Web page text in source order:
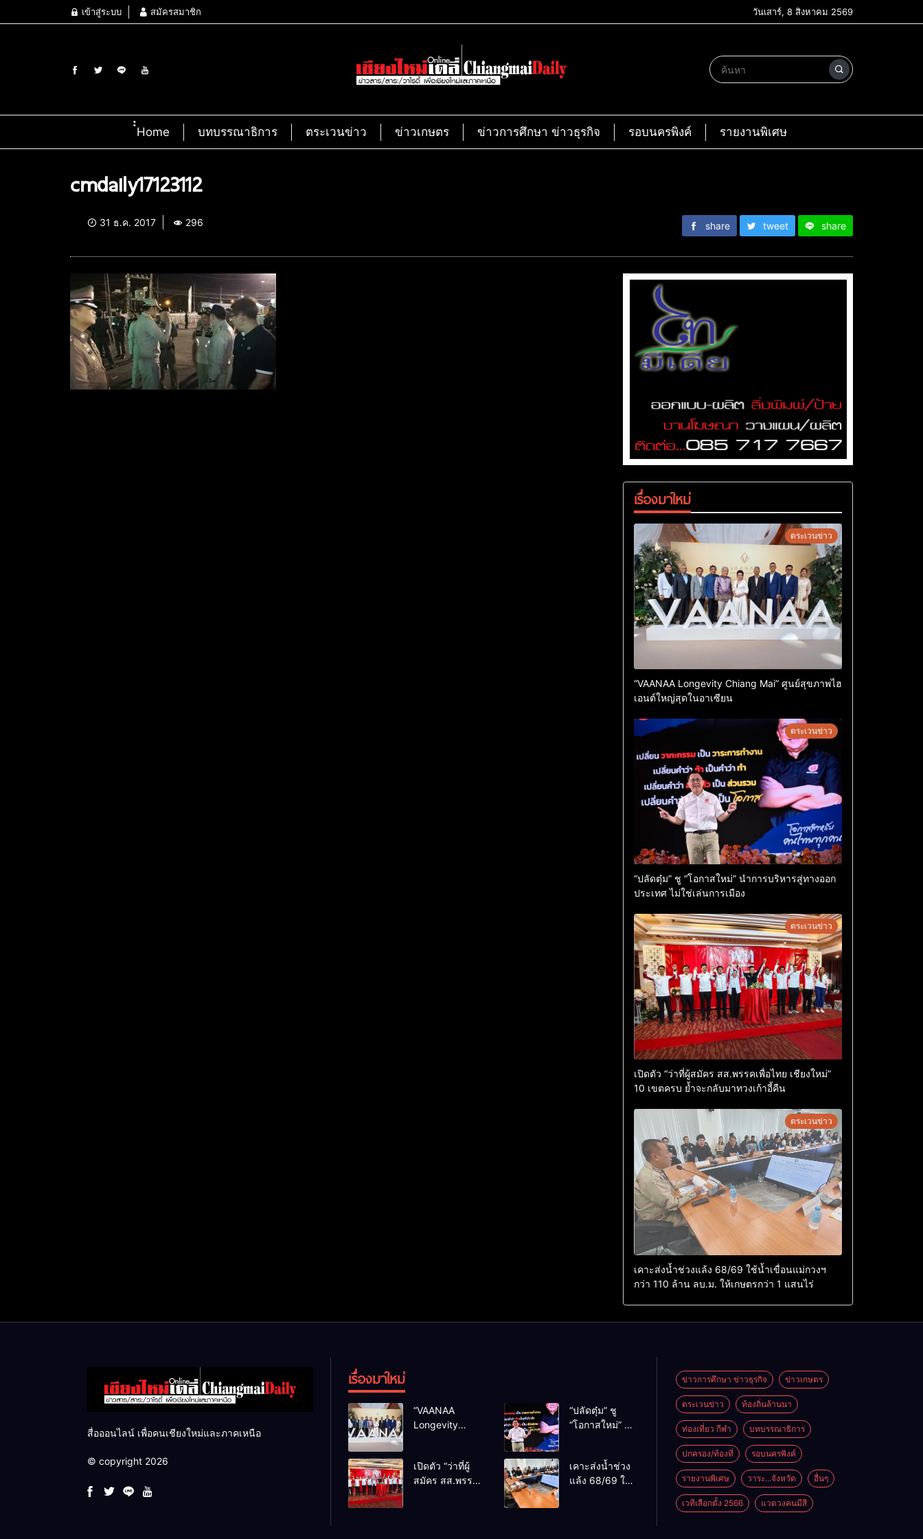
เข้าสู่ระบบ สมัครสมาชิก วันเสาร์, 8 สิงหาคม 2569
๋๋Home บทบรรณาธิการ ตระเวนข่าว ข่าวเกษตร ข่าวการศึกษา ข่าวธุรกิจ รอบนครพิงค์ รายงานพิเศษ
cmdaily17123112
31 ธ.ค. 2017 296 share tweet share
เรื่องมาใหม่
ตระเวนข่าว
“VAANAA Longevity Chiang Mai” ศูนย์สุขภาพไฮ
เอนต์ใหญ่สุดในอาเซียน
ตระเวนข่าว
“ปลัดตุ๋ม” ชู “โอกาสใหม่” นำการบริหารสู่ทางออก
ประเทศ ไม่ใช่เล่นการเมือง
ตระเวนข่าว
เปิดตัว “ว่าที่ผู้สมัคร สส.พรรคเพื่อไทย เชียงใหม่”
10 เขตครบ ย้ำจะกลับมาทวงเก้าอี้คืน
ตระเวนข่าว
เคาะส่งน้ำช่วงแล้ง 68/69 ใช้น้ำเขื่อนแม่กวงฯ
กว่า 110 ล้าน ลบ.ม. ให้เกษตรกว่า 1 แสนไร่
สื่อออนไลน์ เพื่อคนเชียงใหม่และภาคเหนือ
© copyright 2026
เรื่องมาใหม่
“VAANAA
Longevity
เอนต์ใหญ่สุดใน
อาเซียน
“ปลัดตุ๋ม” ชู
“โอกาสใหม่” นำ
ไม่ใช่เล่น
การเมือง
เปิดตัว “ว่าที่ผู้
สมัคร สส.พรรค
เคาะส่งน้ำช่วง
แล้ง 68/69 ใช้
ข่าวการศึกษา ข่าวธุรกิจ ข่าวเกษตร
ตระเวนข่าว ท้องถิ่นล้านนา
ท่องเที่ยว กีฬา บทบรรณาธิการ
ปกครอง/ท้องที่ รอบนครพิงค์
รายงานพิเศษ วาระ...จังหวัด อื่นๆ
เวทีเลือกตั้ง 2566 แวดวงคนมีสี